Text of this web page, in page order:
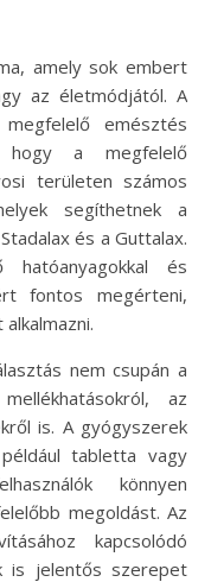
az életmódjától. A
emésztés
hogy a megfelelő
területen számos
segíthetnek a
és a Guttalax.
hatóanyagokkal és
fontos megérteni,
nem csupán a
az
is. A gyógyszerek
tabletta vagy
könnyen
megoldást. Az
kapcsolódó
is jelentős szerepet